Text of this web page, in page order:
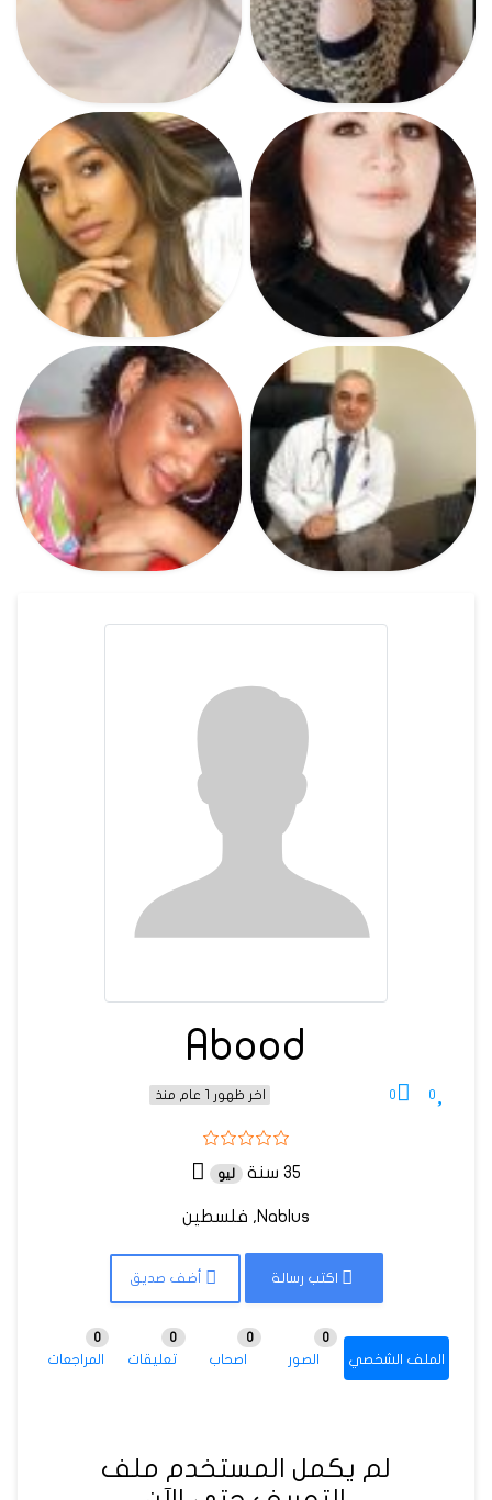
Abood
0
0 اخر ظهور 1 عام منذ
35 سنة ليو
Nablus, فلسطين
اكتب رسالة أضف صديق
الملف الشخصي الصور
0
اصحاب
0
تعليقات
0
المراجعات
0
لم يكمل المستخدم ملف